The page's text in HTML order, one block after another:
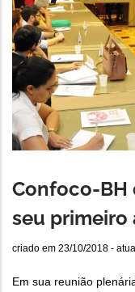
Confoco-BH
seu primeiro
criado em 23/10/2018 -
Em sua reunião